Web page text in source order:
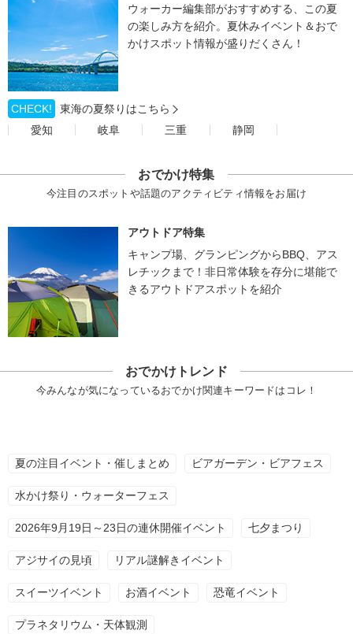
ウォーカー編集部がおすすめする、この夏
の楽しみ方を紹介。夏休みイベント＆おで
かけスポット情報が盛りだくさん！
CHECK!
東海の夏祭りはこちら
愛知
岐阜 三重 静岡
おでかけ特集
今注目のスポットや話題のアクティビティ情報をお届け
アウトドア特集
キャンプ場、グランピングからBBQ、アス
レチックまで！非日常体験を存分に堪能で
きるアウトドアスポットを紹介
おでかけトレンド
今みんなが気になっているおでかけ関連キーワードはコレ！
夏の注目イベント・催しまとめ ビアガーデン・ビアフェス
水かけ祭り・ウォーターフェス
2026年9月19日～23日の連休開催イベント 七夕まつり
アジサイの見頃 リアル謎解きイベント
スイーツイベント お酒イベント 恐竜イベント
プラネタリウム・天体観測